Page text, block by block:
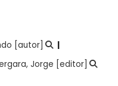
[autor]
Jorge [editor]